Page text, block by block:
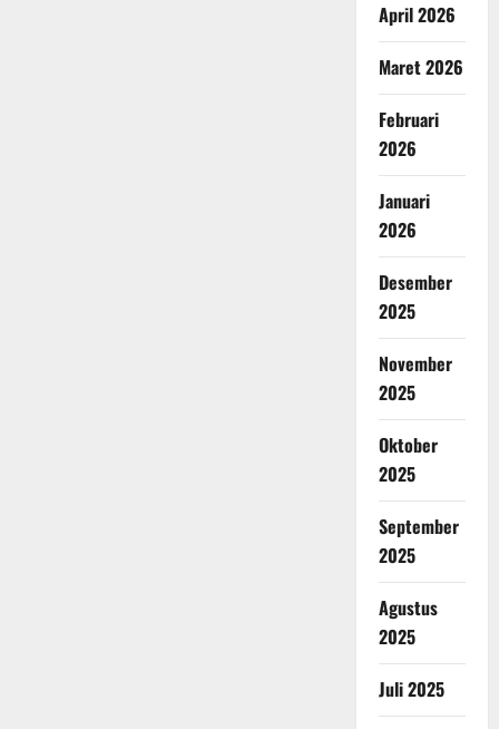
April 2026
Maret 2026
Februari
2026
Januari
2026
Desember
2025
November
2025
Oktober
2025
September
2025
Agustus
2025
Juli 2025